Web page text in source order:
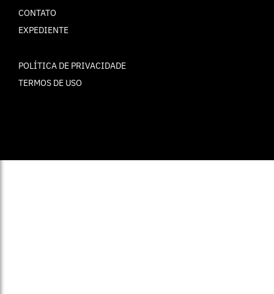
CONTATO
EXPEDIENTE
POLÍTICA DE PRIVACIDADE
TERMOS DE USO